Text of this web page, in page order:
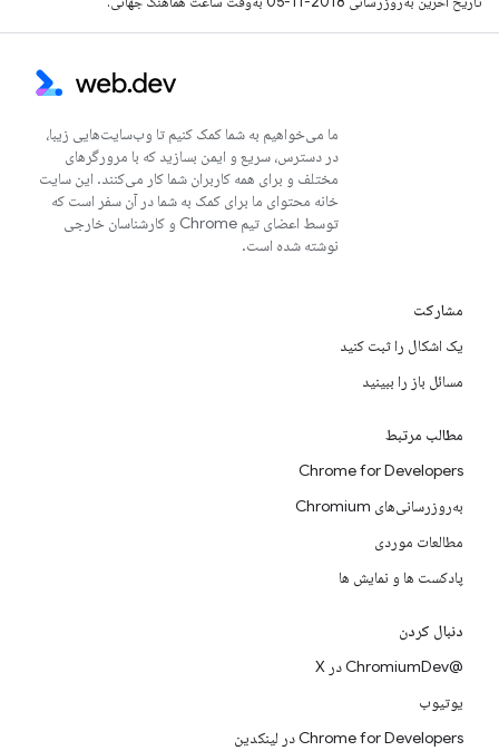
ما می‌خواهیم به شما کمک کنیم تا وب‌سایت‌هایی زیبا،
در دسترس، سریع و ایمن بسازید که با مرورگرهای
مختلف و برای همه کاربران شما کار می‌کنند. این سایت
خانه محتوای ما برای کمک به شما در آن سفر است که
توسط اعضای تیم Chrome و کارشناسان خارجی
نوشته شده است.
مشارکت
یک اشکال را ثبت کنید
مسائل باز را ببینید
مطالب مرتبط
Chrome for Developers
به‌روزرسانی‌های Chromium
مطالعات موردی
پادکست ها و نمایش ها
دنبال کردن
@ChromiumDev در X
یوتیوب
Chrome for Developers در لینکدین